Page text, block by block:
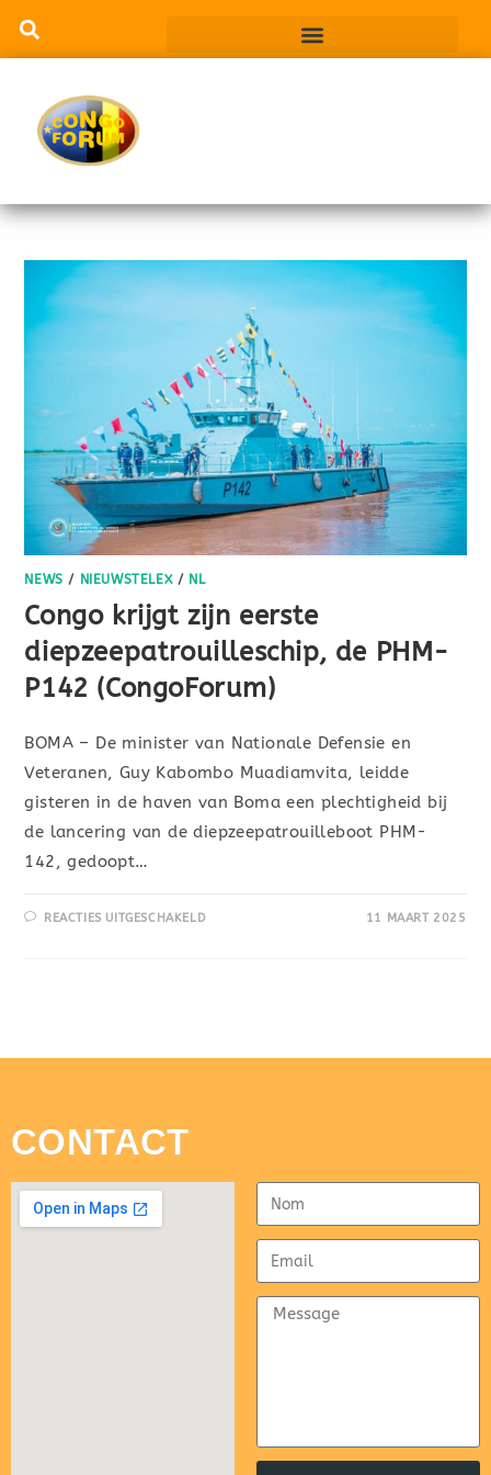
NEWS / NIEUWSTELEX/ NL
Congo krijgt zijn eerste
diepzeepatrouilleschip, de PHM-
P142 (CongoForum)
BOMA – De minister van Nationale Defensie en
Veteranen, Guy Kabombo Muadiamvita, leidde
gisteren in de haven van Boma een plechtigheid bij
de lancering van de diepzeepatrouilleboot PHM-
142, gedoopt…
REACTIES UITGESCHAKELD 11 MAART 2025
CONTACT